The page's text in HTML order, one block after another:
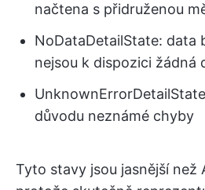
načtena s přidruženou
NoDataDetailState: data
nejsou k dispozici žádná
důvodu neznámé chyby
Tyto stavy jsou jasnější než